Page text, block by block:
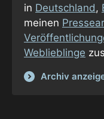
in Deutschland,
meinen
Weblieblinge
Archiv